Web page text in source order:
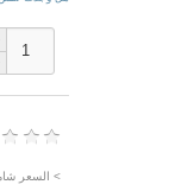
> السعر